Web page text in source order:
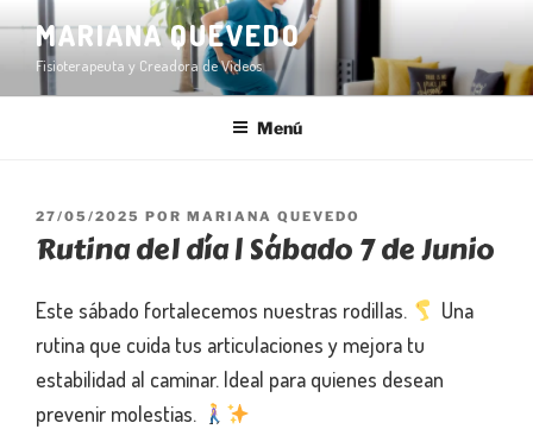
contenido
MARIANA QUEVEDO
Fisioterapeuta y Creadora de Videos
Menú
PUBLICADO
EN
27/05/2025 POR MARIANA QUEVEDO
Rutina del día | Sábado 7 de Junio
Este sábado fortalecemos nuestras rodillas.
Una
rutina que cuida tus articulaciones y mejora tu
estabilidad al caminar. Ideal para quienes desean
prevenir molestias.